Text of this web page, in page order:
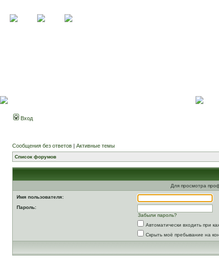
Вход
Сообщения без ответов | Активные темы
Список форумов
Для просмотра
Имя пользователя:
Пароль:
Забыли пароль?
Автоматически входить при
Скрыть моё пребывание на